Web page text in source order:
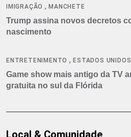
IMIGRAÇÃO ,MANCHETE
Trump assina novos decretos
nascimento
ENTRETENIMENTO ,ESTADOS UNIDOS
Game show mais antigo da TV
gratuita no sul da Flórida
Local & Comunidade